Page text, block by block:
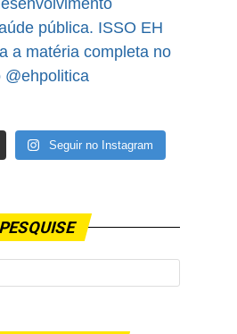
Seguir no Instagram
PESQUISE